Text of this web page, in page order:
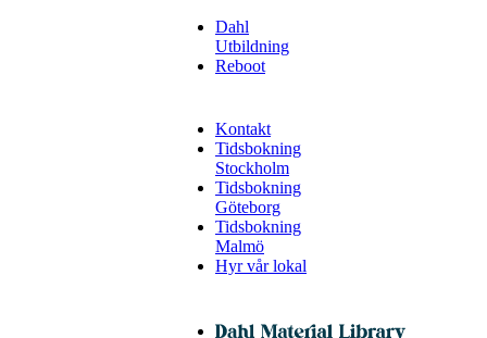
Dahl
Utbildning
Reboot
Kontakt
Tidsbokning
Stockholm
Tidsbokning
Göteborg
Tidsbokning
Malmö
Hyr vår lokal